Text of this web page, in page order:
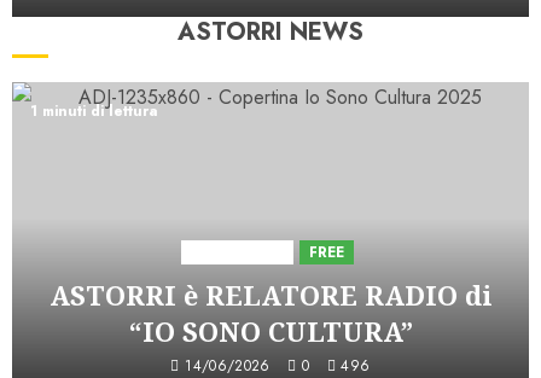
ASTORRI NEWS
1 minuti di lettura
FREE
ASTORRI è RELATORE RADIO di
“IO SONO CULTURA”
14/06/2026 0 496